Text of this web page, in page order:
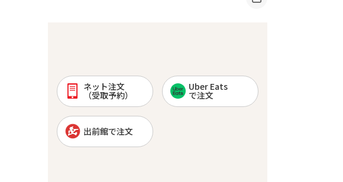
ネット注文
（受取予約）
Uber Eats
で注文
出前館で注文